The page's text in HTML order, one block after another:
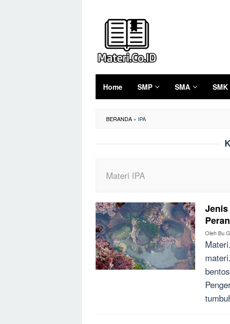
Home SMP SMA SMK
BERANDA » IPA
Materi IPA
Oleh Bu